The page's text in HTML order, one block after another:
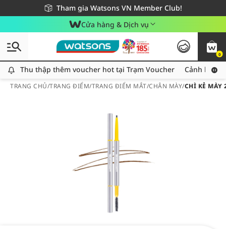
Tham gia Watsons VN Member Club!
Miễn phí giao hàng cho đơn hàng từ 249,000Đ
Giao hàng nhanh 24h - Áp dụng khu vực TP. Hồ Chí Minh
Cửa hàng & Dịch vụ
0
Thu thập thêm voucher hot tại Trạm Voucher
Thu thập thêm voucher hot tại Trạm Voucher Cảnh báo
TRANG CHỦ/TRANG ĐIỂM/TRANG ĐIỂM MẮT/CHÂN MÀY/CHÌ KẺ MÀY